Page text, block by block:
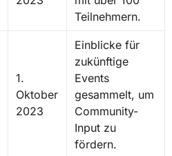
Teilnehmern.
1.
Oktober
2023
Einblicke für
zukünftige
Events
gesammelt, um
Community-
Input zu
fördern.